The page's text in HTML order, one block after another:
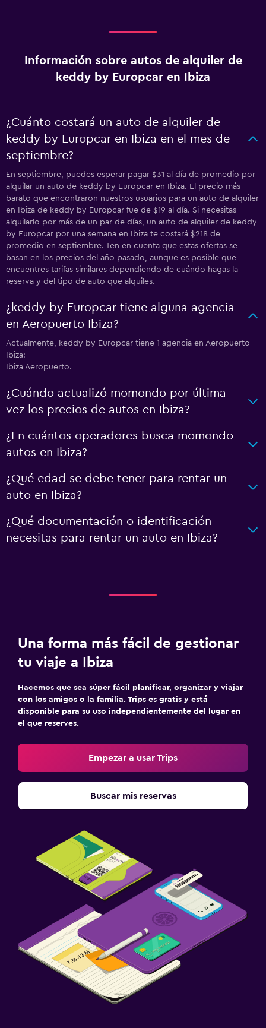
Información sobre autos de alquiler de
keddy by Europcar en Ibiza
¿Cuánto costará un auto de alquiler de
keddy by Europcar en Ibiza en el mes de
septiembre?
En septiembre, puedes esperar pagar $31 al día de promedio por
alquilar un auto de keddy by Europcar en Ibiza. El precio más
barato que encontraron nuestros usuarios para un auto de alquiler
en Ibiza de keddy by Europcar fue de $19 al día. Si necesitas
alquilarlo por más de un par de días, un auto de alquiler de keddy
by Europcar por una semana en Ibiza te costará $218 de
promedio en septiembre. Ten en cuenta que estas ofertas se
basan en los precios del año pasado, aunque es posible que
encuentres tarifas similares dependiendo de cuándo hagas la
reserva y del tipo de auto que alquiles.
¿keddy by Europcar tiene alguna agencia
en Aeropuerto Ibiza?
Actualmente, keddy by Europcar tiene 1 agencia en Aeropuerto
Ibiza:
Ibiza Aeropuerto.
¿Cuándo actualizó momondo por última
vez los precios de autos en Ibiza?
¿En cuántos operadores busca momondo
autos en Ibiza?
¿Qué edad se debe tener para rentar un
auto en Ibiza?
¿Qué documentación o identificación
necesitas para rentar un auto en Ibiza?
Una forma más fácil de gestionar
tu viaje a Ibiza
Hacemos que sea súper fácil planificar, organizar y viajar
con los amigos o la familia. Trips es gratis y está
disponible para su uso independientemente del lugar en
el que reserves.
Empezar a usar Trips
Buscar mis reservas